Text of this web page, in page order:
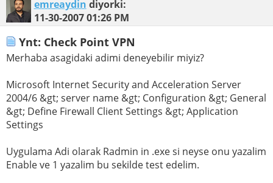
emreaydin diyorki:
11-30-200701:26 PM
Ynt: Check Point VPN
Merhaba asagidaki adimi deneyebilir miyiz?
Microsoft Internet Security and Acceleration Server
2004/6 &gt; server name &gt; Configuration &gt; General
&gt; Define Firewall Client Settings &gt; Application
Settings
Uygulama Adi olarak Radmin in .exe si neyse onu yazalim
Enable ve 1 yazalim bu sekilde test edelim.